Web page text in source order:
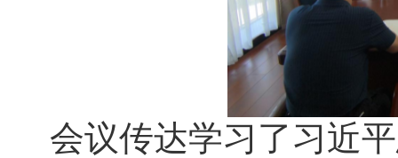
会议传达学习了习近